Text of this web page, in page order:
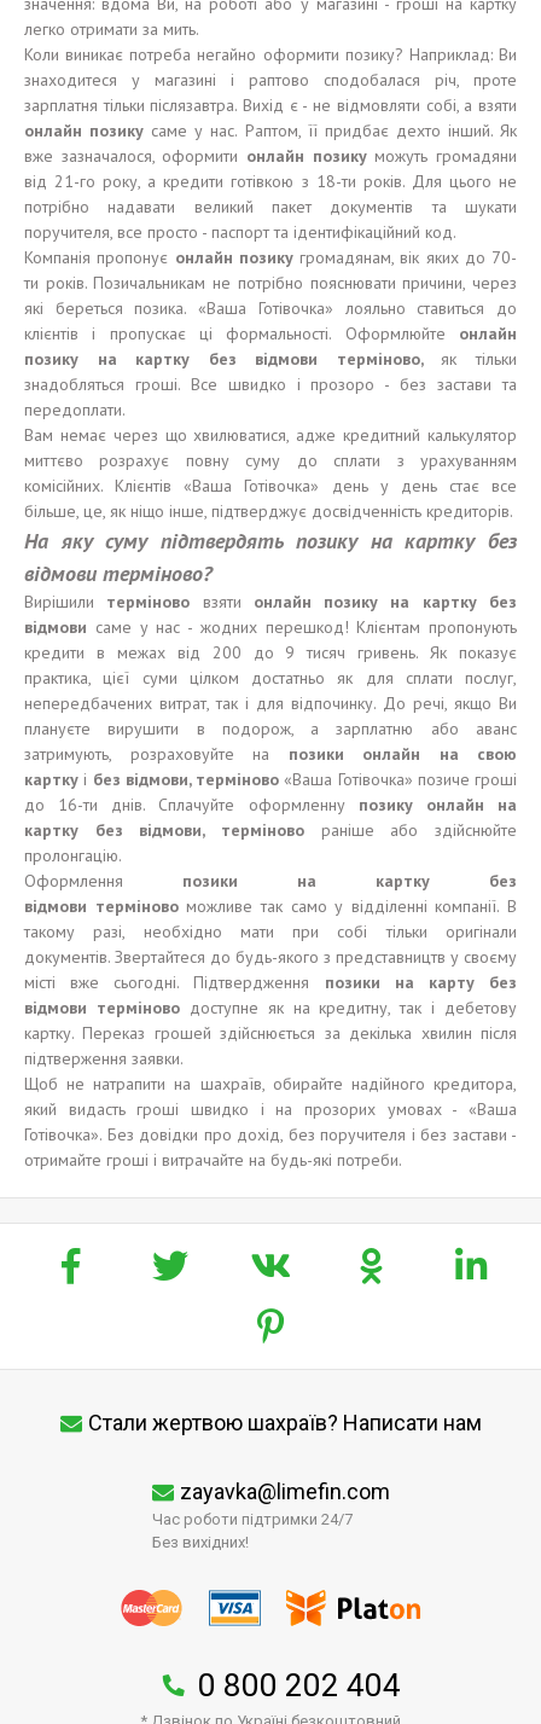
легко отримати за мить.
Коли виникає потреба негайно оформити позику? Наприклад: Ви
знаходитеся у магазині і раптово сподобалася річ, проте
зарплатня тільки післязавтра. Вихід є - не відмовляти собі, а взяти
онлайн позику саме у нас. Раптом, її придбає дехто інший. Як
вже зазначалося, оформити онлайн позикуможуть громадяни
від 21-го року, а кредити готівкою з 18-ти років. Для цього не
потрібно надавати великий пакет документів та шукати
поручителя, все просто - паспорт та ідентифікаційний код.
Компанія пропонує онлайн позику громадянам, вік яких до 70-
ти років. Позичальникам не потрібно пояснювати причини, через
які береться позика. «Ваша Готівочка» лояльно ставиться до
клієнтів і пропускає ці формальності. Оформлюйте онлайн
позику на картку без відмови терміново,як тільки
знадобляться гроші. Все швидко і прозоро - без застави та
передоплати.
Вам немає через що хвилюватися, адже кредитний калькулятор
миттєво розрахує повну суму до сплати з урахуванням
комісійних. Клієнтів «Ваша Готівочка» день у день стає все
більше, це, як ніщо інше, підтверджує досвідченність кредиторів.
На яку суму підтвердять позику на картку без
відмови терміново?
Вирішили терміново взяти онлайн позику на картку без
відмови саме у нас - жодних перешкод! Клієнтам пропонують
кредити в межах від 200 до 9 тисяч гривень. Як показує
практика, цієї суми цілком достатньо як для сплати послуг,
непередбачених витрат, так і для відпочинку. До речі, якщо Ви
плануєте вирушити в подорож, а зарплатню або аванс
затримують, розраховуйте на позики онлайн на свою
картку і без відмови, терміново «Ваша Готівочка» позиче гроші
до 16-ти днів. Сплачуйте оформленну позику онлайн на
картку без відмови, терміново раніше або здійснюйте
пролонгацію.
Оформлення позики на картку без
відмови терміновоможливе так само у відділенні компанії. В
такому разі, необхідно мати при собі тільки оригінали
документів. Звертайтеся до будь-якого з представництв у своєму
місті вже сьогодні. Підтвердження позики на карту без
відмови терміноводоступне як на кредитну, так і дебетову
картку. Переказ грошей здійснюється за декілька хвилин після
підтверження заявки.
Щоб не натрапити на шахраїв, обирайте надійного кредитора,
який видасть гроші швидко і на прозорих умовах - «Ваша
Готівочка». Без довідки про дохід, без поручителя і без застави -
отримайте гроші і витрачайте на будь-які потреби.
Стали жертвою шахраїв? Написати нам
zayavka@limefin.com
Час роботи підтримки 24/7
Без вихідних!
0 800 202 404